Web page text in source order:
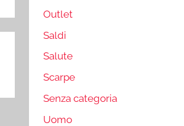
Outlet
Saldi
Salute
Scarpe
Senza categoria
Uomo